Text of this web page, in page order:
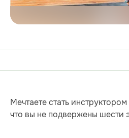
Мечтаете стать
что вы не подвержены шести